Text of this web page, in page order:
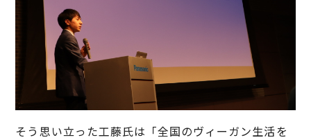
そう思い立った工藤氏は「全国のヴィーガン生活を